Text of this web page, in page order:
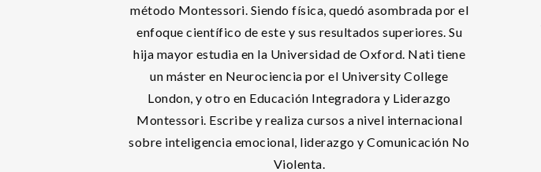
método Montessori. Siendo física, quedó asombrada por el
enfoque científico de este y sus resultados superiores. Su
hija mayor estudia en la Universidad de Oxford. Nati tiene
un máster en Neurociencia por el University College
London, y otro en Educación Integradora y Liderazgo
Montessori. Escribe y realiza cursos a nivel internacional
sobre inteligencia emocional, liderazgo y Comunicación No
Violenta.